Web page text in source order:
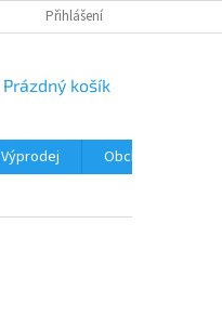
Přihlášení
NÁKUPNÍ
Prázdný košík
Výprodej
Obchodní